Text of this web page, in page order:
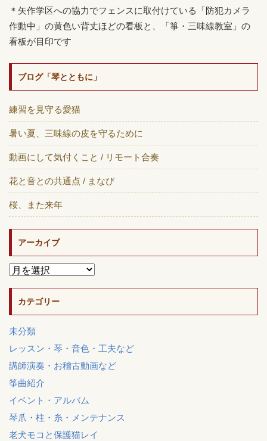
＊矢作学区への協力でフェンスに取付けている「防犯カメラ
作動中」の黄色い背丈ほどの看板と、「箏・三味線教室」の
看板が目印です
ブログ「琴とともに」
練習を見守る愛猫
暑い夏、三味線の皮を守るために
動画にして気付くこと / リモート合奏
花と音との共通点 / まなび
桜、また来年
アーカイブ
カテゴリー
未分類
レッスン・琴・音色・工夫など
講師演奏・お稽古動画など
筝曲紹介
イベント・アルバム
琴爪・柱・糸・メンテナンス
老犬モコと保護猫レイ